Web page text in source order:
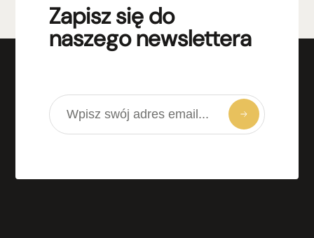
Zapisz się do
naszego newslettera